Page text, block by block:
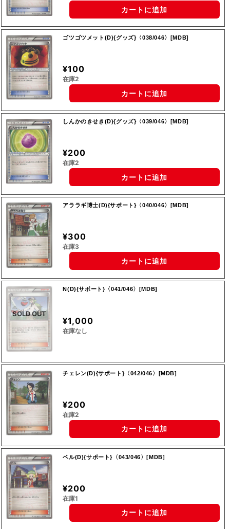
カートに追加
ゴツゴツメット(D){グッズ}〈038/046〉[MDB]
¥100
在庫2
カートに追加
しんかのきせき(D){グッズ}〈039/046〉[MDB]
¥200
在庫2
カートに追加
アララギ博士(D){サポート}〈040/046〉[MDB]
¥300
在庫3
カートに追加
SOLD OUT
N(D){サポート}〈041/046〉[MDB]
¥1,000
在庫なし
チェレン(D){サポート}〈042/046〉[MDB]
¥200
在庫2
カートに追加
ベル(D){サポート}〈043/046〉[MDB]
¥200
在庫1
カートに追加